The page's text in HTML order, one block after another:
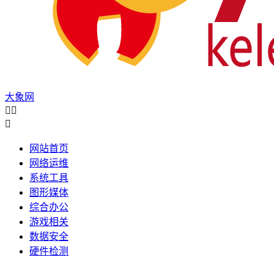
大象网
 

网站首页
网络运维
系统工具
图形媒体
综合办公
游戏相关
数据安全
硬件检测